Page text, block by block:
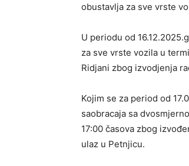
obustavlja za sve vrste
U periodu od
za sve vrste vozila u
Ridjani zbog izvodjenja
Kojim se za period od
saobracaja sa
17:00 časova zbog
ulaz u Petnjicu.